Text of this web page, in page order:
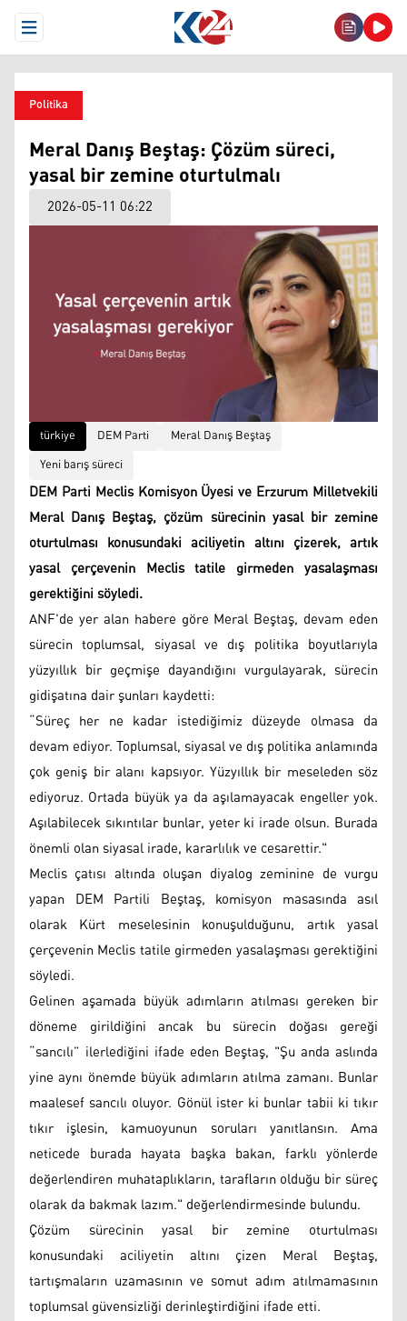
Open Menu
Politika
Meral Danış Beştaş: Çözüm süreci,
yasal bir zemine oturtulmalı
2026-05-11 06:22
türkiye DEM Parti
Meral Danış Beştaş
Yeni barış süreci
DEM Parti Meclis Komisyon Üyesi ve Erzurum Milletvekili
Meral Danış Beştaş, çözüm sürecinin yasal bir zemine
oturtulması konusundaki aciliyetin altını çizerek, artık
yasal çerçevenin Meclis tatile girmeden yasalaşması
gerektiğini söyledi.
ANF'de yer alan habere göre Meral Beştaş, devam eden
sürecin toplumsal, siyasal ve dış politika boyutlarıyla
yüzyıllık bir geçmişe dayandığını vurgulayarak, sürecin
gidişatına dair şunları kaydetti:
“Süreç her ne kadar istediğimiz düzeyde olmasa da
devam ediyor. Toplumsal, siyasal ve dış politika anlamında
çok geniş bir alanı kapsıyor. Yüzyıllık bir meseleden söz
ediyoruz. Ortada büyük ya da aşılamayacak engeller yok.
Aşılabilecek sıkıntılar bunlar, yeter ki irade olsun. Burada
önemli olan siyasal irade, kararlılık ve cesarettir."
Meclis çatısı altında oluşan diyalog zeminine de vurgu
yapan DEM Partili Beştaş, komisyon masasında asıl
olarak Kürt meselesinin konuşulduğunu, artık yasal
çerçevenin Meclis tatile girmeden yasalaşması gerektiğini
söyledi.
Gelinen aşamada büyük adımların atılması gereken bir
döneme girildiğini ancak bu sürecin doğası gereği
“sancılı” ilerlediğini ifade eden Beştaş, "Şu anda aslında
yine aynı önemde büyük adımların atılma zamanı. Bunlar
maalesef sancılı oluyor. Gönül ister ki bunlar tabii ki tıkır
tıkır işlesin, kamuoyunun soruları yanıtlansın. Ama
neticede burada hayata başka bakan, farklı yönlerde
değerlendiren muhataplıkların, tarafların olduğu bir süreç
olarak da bakmak lazım." değerlendirmesinde bulundu.
Çözüm sürecinin yasal bir zemine oturtulması
konusundaki aciliyetin altını çizen Meral Beştaş,
tartışmaların uzamasının ve somut adım atılmamasının
toplumsal güvensizliği derinleştirdiğini ifade etti.